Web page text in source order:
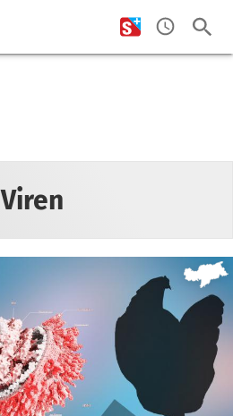
Viren